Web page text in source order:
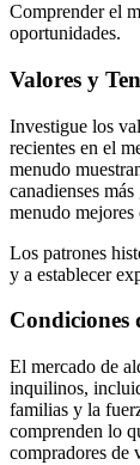
Comprender el
oportunidades.
Valores y
Investigue los
recientes en el
menudo
canadienses
menudo
Los patrones
y a establecer
Condiciones
El mercado de
inquilinos,
familias y la
comprenden lo
compradores de